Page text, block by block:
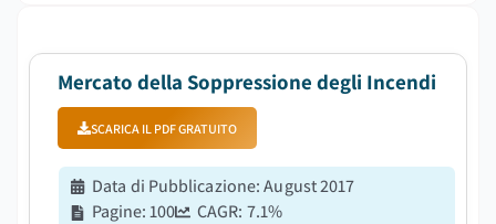
Mercato della Soppressione degli Incendi
SCARICA IL PDF GRATUITO
Data di Pubblicazione:August 2017
Pagine:100 CAGR: 7.1%